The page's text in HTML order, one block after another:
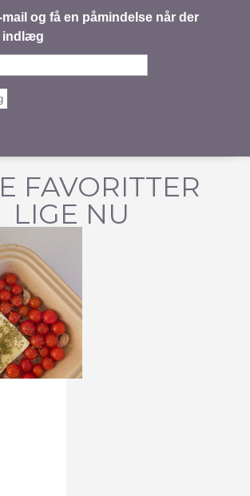
mail og få en påmindelse når der
indlæg
FAVORITTER
LIGE NU